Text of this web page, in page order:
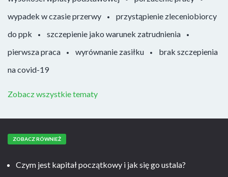
wypadek w czasie przerwy
przystąpienie zleceniobiorcy
do ppk
szczepienie jako warunek zatrudnienia
pierwsza praca
wyrównanie zasiłku
brak szczepienia
na covid-19
Zobacz wszystkie tematy
ZOBACZ RÓWNIEŻ
Czym jest kapitał początkowy i jak się go ustala?